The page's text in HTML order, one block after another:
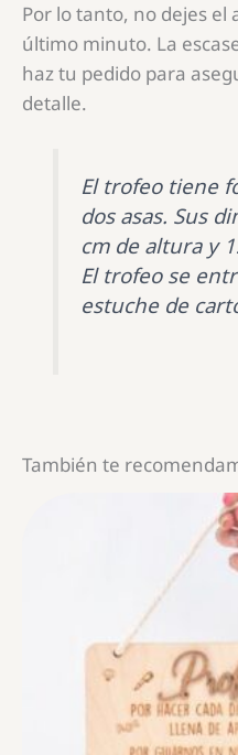
Por lo tanto, no dejes
último minuto. La
haz tu pedido para
detalle.
El trofeo tiene
dos asas. Sus
cm de altura y
El trofeo se
estuche de
También te